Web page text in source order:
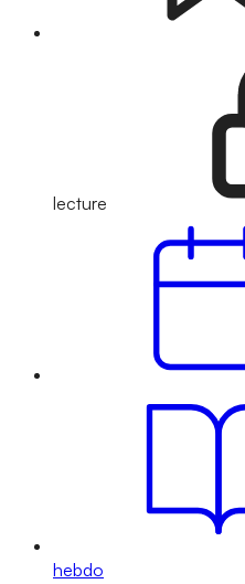
lecture
hebdo